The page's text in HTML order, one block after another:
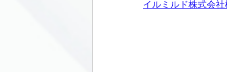
イルミルド株式会社